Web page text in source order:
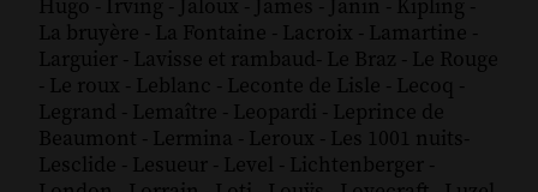
Hugo - Irving - Jaloux - James - Janin - Kipling -
La bruyère - La Fontaine - Lacroix - Lamartine -
Larguier - Lavisse et rambaud- Le Braz - Le Rouge
- Le roux - Leblanc - Leconte de Lisle - Lecoq -
Legrand - Lemaître - Leopardi - Leprince de
Beaumont - Lermina - Leroux - Les 1001 nuits-
Lesclide - Lesueur - Level - Lichtenberger -